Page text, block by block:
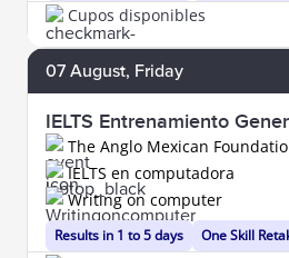
Cupos disponibles
07 August, Friday
IELTS Entrenamiento
The Anglo Mexican
Results in 1 to 5 days
IELTS en computadora
Writing on computer
One Skill